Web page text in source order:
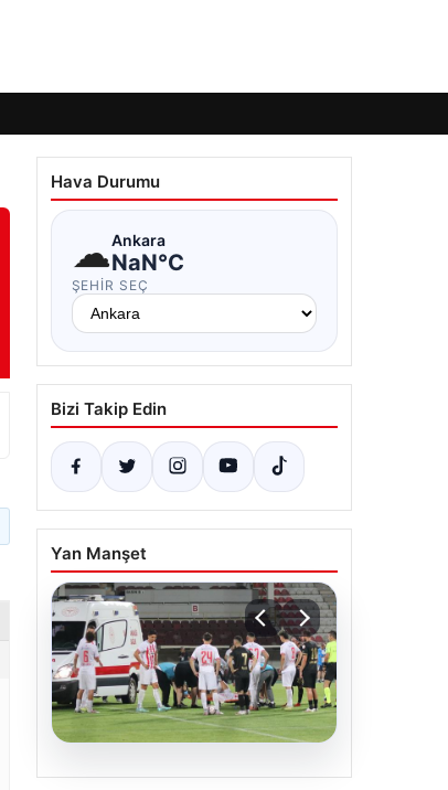
Hava Durumu
☁Ankara
NaN°C
ŞEHIR SEÇ
Bizi Takip Edin
Yan Manşet
08.08.2026